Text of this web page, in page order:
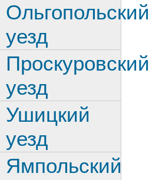
Ольгопольский
уезд
Проскуровский
уезд
Ушицкий
уезд
Ямпольский